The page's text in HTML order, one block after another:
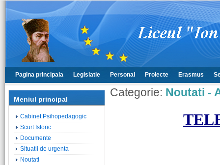
Pagina principala Legislatie Personal Proiecte Erasmus
Meniul principal
Cabinet Psihopedagogic
Scurt Istoric
Documente
Situatii de urgenta
Noutati
Categorie: Noutati -